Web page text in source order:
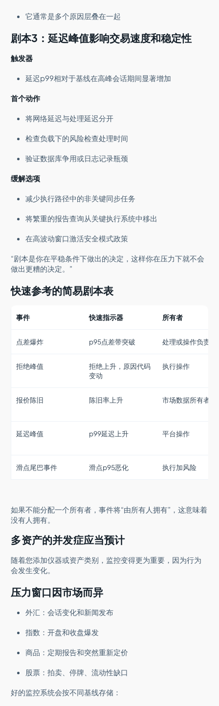
它通常是多个原因层叠在一起
剧本3：延迟峰值影响交易速度和稳定性
触发器
延迟p99相对于基线在高峰会话期间显著增加
首个动作
将网络延迟与处理延迟分开
检查负载下的风险检查处理时间
验证数据库争用或日志记录瓶颈
缓解选项
减少执行路径中的非关键同步任务
将繁重的报告查询从关键执行系统中移出
在高波动窗口激活安全模式政策
“剧本是你在平稳条件下做出的决定，这样你在压力下就不会
做出更糟的决定。”
快速参考的简易剧本表
事件 快速指示器 所有者
点差爆炸 p95点差带突破 处理或操作负责人
拒绝峰值
拒绝上升，原因代码
变动
执行操作
报价陈旧 陈旧率上升 市场数据所有者
延迟峰值 p99延迟上升 平台操作
滑点尾巴事件 滑点p95恶化 执行加风险
如果不能分配一个所有者，事件将“由所有人拥有”，这意味着
没有人拥有。
多资产的并发症应当预计
随着您添加仪器或资产类别，监控变得更为重要，因为行为
会发生变化。
压力窗口因市场而异
外汇：会话变化和新闻发布
指数：开盘和收盘爆发
商品：定期报告和突然重新定价
股票：拍卖、停牌、流动性缺口
好的监控系统会按不同基线存储：